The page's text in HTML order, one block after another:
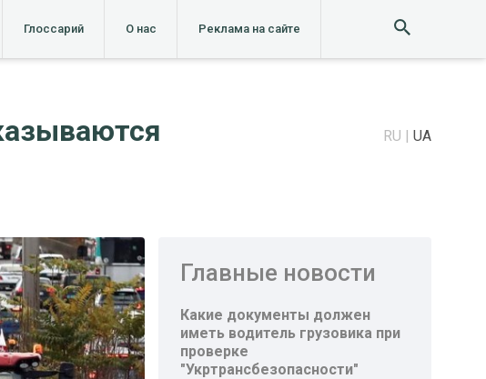
Глоссарий О нас Реклама на сайте
RU UA
Главные новости
Какие документы должен
иметь водитель грузовика при
проверке
"Укртрансбезопасности"